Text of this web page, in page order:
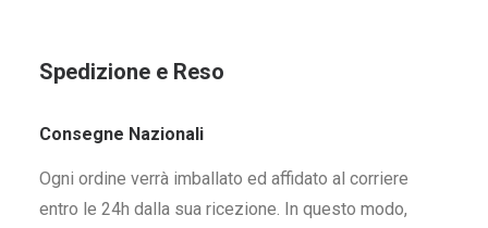
Spedizione e Reso
Consegne Nazionali
Ogni ordine verrà imballato ed affidato al corriere
entro le 24h dalla sua ricezione. In questo modo,